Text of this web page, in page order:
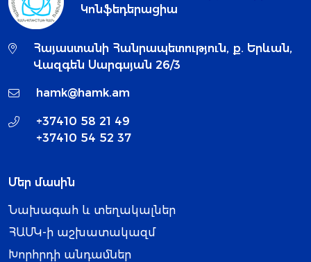
Կոնֆեդերացիա
Հայաստանի Հանրապետություն, ք. Երևան,
Վազգեն Սարգսյան 26/3
hamk@hamk.am
+37410 58 21 49
+37410 54 52 37
Մեր մասին
Նախագահ և տեղակալներ
ՀԱՄԿ-ի աշխատակազմ
Խորհրդի անդամներ